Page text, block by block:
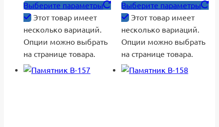
Выберите параметры
Этот товар имеет
несколько вариаций.
Опции можно выбрать
на странице товара.
Выберите параметры
Этот товар имеет
несколько вариаций.
Опции можно выбрать
на странице товара.